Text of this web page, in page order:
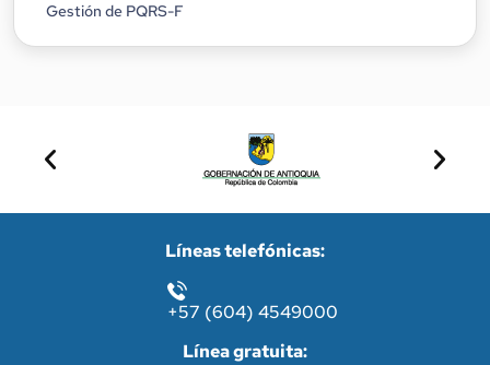
Gestión de PQRS-F
Líneas telefónicas:
+57 (604) 4549000
Línea gratuita: